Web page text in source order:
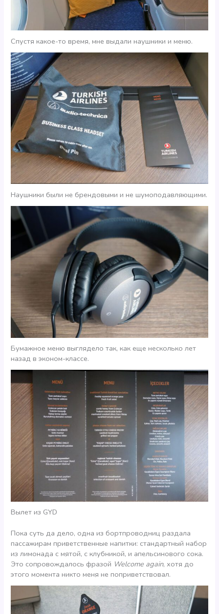
Спустя какое-то время, мне выдали наушники и меню.
Наушники были не брендовыми и не шумоподавляющими.
Бумажное меню выглядело так, как еще несколько лет
назад в эконом-классе.
Вылет из GYD
Пока суть да дело, одна из бортпроводниц раздала
пассажирам приветственные напитки: стандартный набор
из лимонада с мятой, с клубникой, и апельсинового сока.
Это сопровождалось фразой Welcome again, хотя до
этого момента никто меня не поприветствовал.